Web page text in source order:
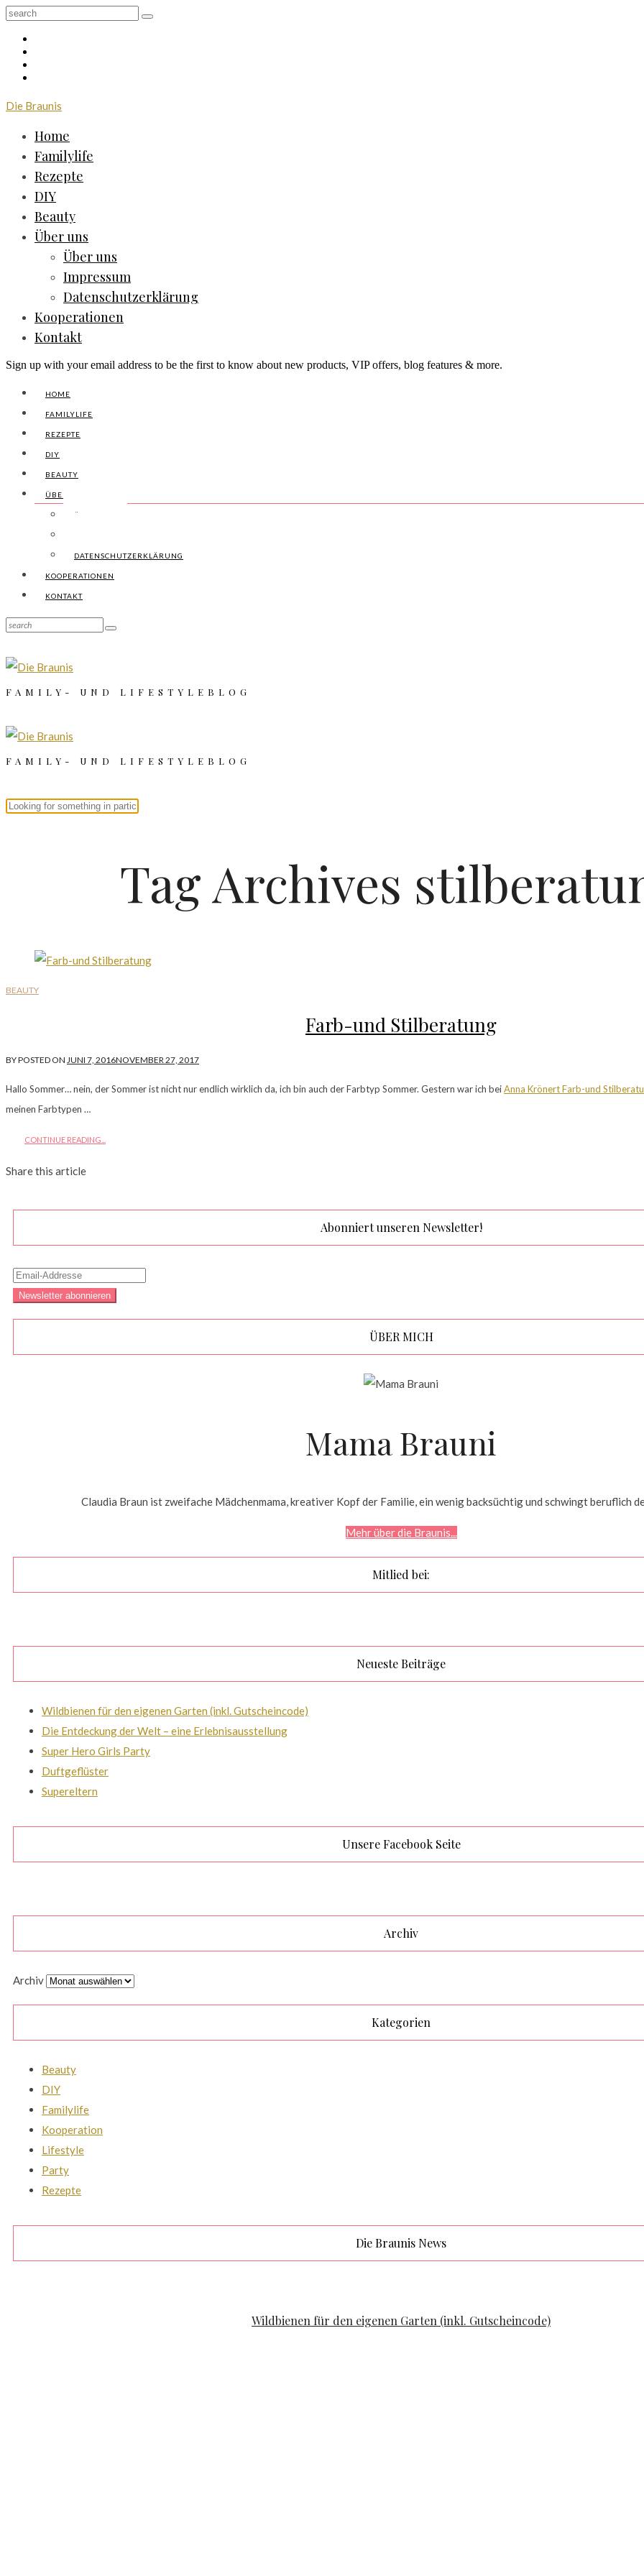
Die Braunis
Home
Familylife
Rezepte
DIY
Beauty
Über uns
Über uns
Impressum
Datenschutzerklärung
Kooperationen
Kontakt
Sign up with your email address to be the first to know about new products, VIP offers, blog features & more.
HOME
FAMILYLIFE
REZEPTE
DIY
BEAUTY
ÜBER UNS
ÜBER UNS
DATENSCHUTZERKLÄRUNG
KOOPERATIONEN
KONTAKT
FAMILY- UND LIFESTYLEBLOG
FAMILY- UND LIFESTYLEBLOG
Tag Archives
BEAUTY
Farb-und Stilberatung
BYPOSTED ON JUNI 7, 2016NOVEMBER 27, 2017
Hallo Sommer… nein, der Sommer ist nicht nur endlich wirklich da, ich bin auch der Farbtyp Sommer. Gestern war ich beiAnna Krönert Farb-und
meinen Farbtypen …
CONTINUE READING...
Share this article
Abonniert unseren Newsletter!
ÜBER MICH
Mama Brauni
Claudia Braun ist zweifache Mädchenmama, kreativer Kopf der Familie, ein wenig backsüchtig und schwingt beruflich
Mehr über die Braunis...
Mitlied bei:
Neueste Beiträge
Wildbienen für den eigenen Garten (inkl. Gutscheincode)
Die Entdeckung der Welt – eine Erlebnisausstellung
Super Hero Girls Party
Duftgeflüster
Supereltern
Unsere Facebook Seite
Archiv
Archiv
Kategorien
Beauty
DIY
Familylife
Kooperation
Lifestyle
Party
Rezepte
Die Braunis News
Wildbienen für den eigenen Garten (inkl. Gutscheincode)